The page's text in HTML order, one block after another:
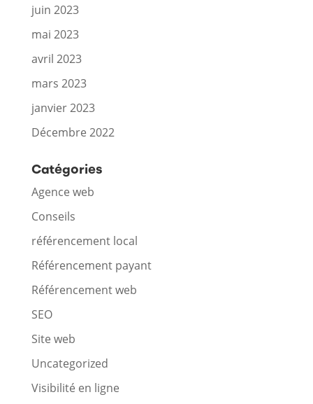
juin 2023
mai 2023
avril 2023
mars 2023
janvier 2023
Décembre 2022
Catégories
Agence web
Conseils
référencement local
Référencement payant
Référencement web
SEO
Site web
Uncategorized
Visibilité en ligne